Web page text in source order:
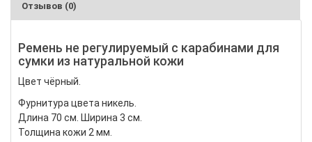
Отзывов (0)
Ремень не регулируемый с карабинами для
сумки из натуральной кожи
Цвет чёрный.
Фурнитура цвета никель.
Длина 70 см. Ширина 3 см.
Толщина кожи 2 мм.